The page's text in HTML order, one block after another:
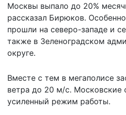
Москвы выпало до 20%
рассказал Бирюков.
прошли на северо-западе и
также в Зеленоградском
округе.
Вместе с тем в мегаполисе
ветра до 20 м/с. Московские
усиленный режим работы.